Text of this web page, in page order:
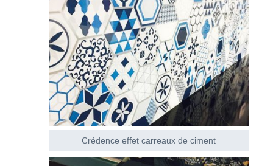
Crédence effet carreaux de ciment